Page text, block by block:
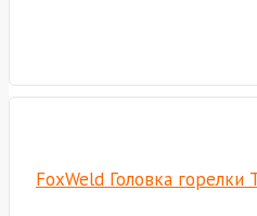
FoxWeld Головка